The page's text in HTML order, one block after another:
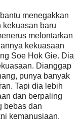
menegakkan
kekuasan baru
melontarkan
kekuasaan
Soe Hok Gie. Dia
Dianggap
punya banyak
Tapi dia lebih
dan berpaling
bebas dan
kemanusiaan.